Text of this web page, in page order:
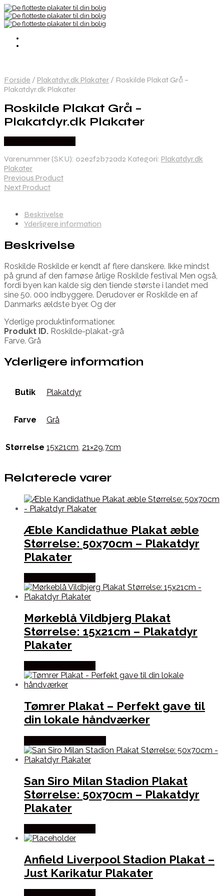
Forside / Plakatdyr.dk Plakater / Roskilde Plakat Grå –
Plakatdyr.dk Plakater
Roskilde Plakat Grå –
Plakatdyr.dk Plakater
Varenummer (SKU): 02e2f2b72ad2 Kategori: Plakatdyr.dk
Plakater
Previous Product
Next Product
Beskrivelse
Yderligere information
Beskrivelse
Roskilde Roskilde er kendt af flere danskere. Ikke mindst
på grund af den famøse årlige Roskilde festival Men også,
fordi byen kan kalde sig den tiende største i landet med
sine 50. 000 indbyggere. Derudover er Roskilde en af
Danmarks ældste byer. Og der
Yderlige produktinformationer.
Produkt ID. Roskilde-plakat-grå
Farve. Grå
Yderligere information
Butik Plakatdyr
Farve Grå
Størrelse 15x21cm, 21×29,7cm
Relaterede varer
Æble Kandidathue Plakat æble
Størrelse: 50x70cm – Plakatdyr
Plakater
Mørkeblå Vildbjerg Plakat
Størrelse: 15x21cm – Plakatdyr
Plakater
Tømrer Plakat – Perfekt gave til
din lokale håndværker
San Siro Milan Stadion Plakat
Størrelse: 50x70cm – Plakatdyr
Plakater
Anfield Liverpool Stadion Plakat –
Just Karikatur Plakater